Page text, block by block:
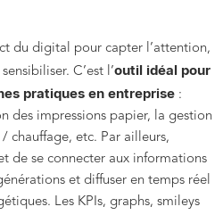
du digital pour capter l’attention,
C’est l’outil idéal pour
pratiques en entreprise :
des impressions papier, la gestion
chauffage, etc. Par ailleurs,
de se connecter aux informations
et diffuser en temps réel
Les KPIs, graphs, smileys